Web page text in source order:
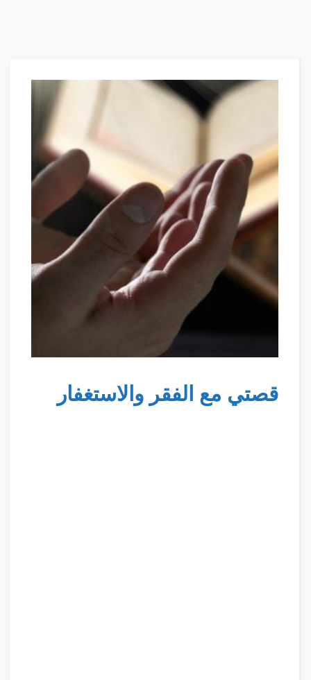
قصتي مع الفقر والاستغفار